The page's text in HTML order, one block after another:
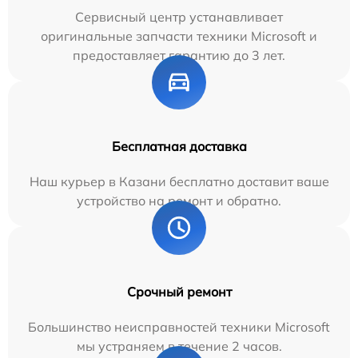
Сервисный центр устанавливает
оригинальные запчасти техники Microsoft и
предоставляет гарантию до 3 лет.
Бесплатная доставка
Наш курьер в Казани бесплатно доставит ваше
устройство на ремонт и обратно.
Срочный ремонт
Большинство неисправностей техники Microsoft
мы устраняем в течение 2 часов.